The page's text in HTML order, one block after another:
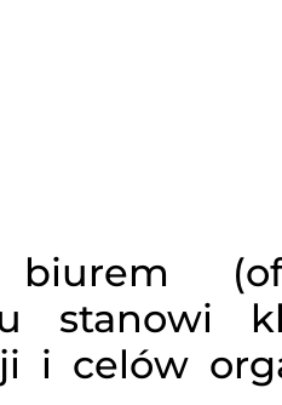
biurem
stanowi
i celów